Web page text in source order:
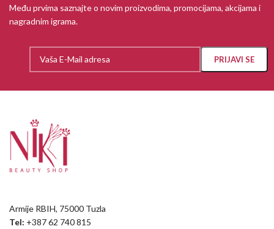
Među prvima saznajte o novim proizvodima, promocijama, akcijama i
nagradnim igrama.
Armije RBIH, 75000 Tuzla
Tel: +387 62 740 815